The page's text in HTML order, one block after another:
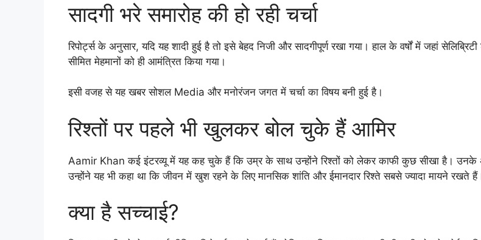
सादगी भरे समारोह की हो रही चर्चा
रिपोर्ट्स के अनुसार, यदि यह शादी हुई है तो इसे बेहद निजी और सादगीपूर्ण रखा गया। हाल के वर्षों में जहां
सीमित मेहमानों को ही आमंत्रित किया गया।
इसी वजह से यह खबर सोशल Media और मनोरंजन जगत में चर्चा का विषय बनी हुई है।
रिश्तों पर पहले भी खुलकर बोल चुके हैं आमिर
Aamir Khan कई इंटरव्यू में यह कह चुके हैं कि उम्र के साथ उन्होंने रिश्तों को लेकर काफी कुछ सीखा है। उनके
उन्होंने यह भी कहा था कि जीवन में खुश रहने के लिए मानसिक शांति और ईमानदार रिश्ते सबसे ज्यादा मायने रखते
क्या है सच्चाई?